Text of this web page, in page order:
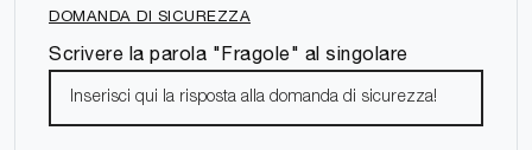
DOMANDA DI SICUREZZA
Scrivere la parola "Fragole" al singolare